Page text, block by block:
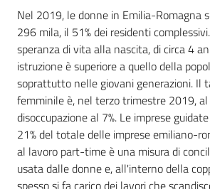
Nel 2019, le donne in Emilia-Romagna
296 mila, il 51% dei residenti
speranza di vita alla nascita, di circa 4
istruzione è superiore a quello della
soprattutto nelle giovani generazioni. Il
femminile è, nel terzo trimestre 2019, al
disoccupazione al 7%. Le imprese
21% del totale delle imprese emiliano-
al lavoro part-time è una misura di
usata dalle donne e, all'interno della
spesso si fa carico dei lavori che